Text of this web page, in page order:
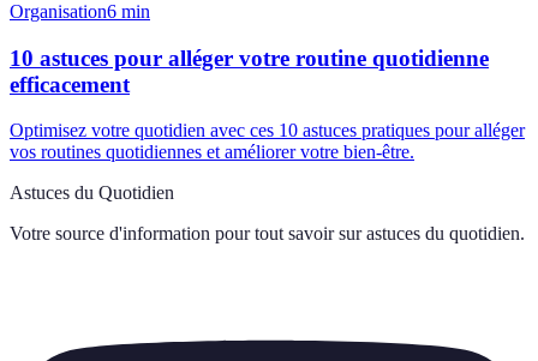
Organisation6 min
10 astuces pour alléger votre routine quotidienne
efficacement
Optimisez votre quotidien avec ces 10 astuces pratiques pour alléger
vos routines quotidiennes et améliorer votre bien-être.
Astuces du Quotidien
Votre source d'information pour tout savoir sur astuces du quotidien.